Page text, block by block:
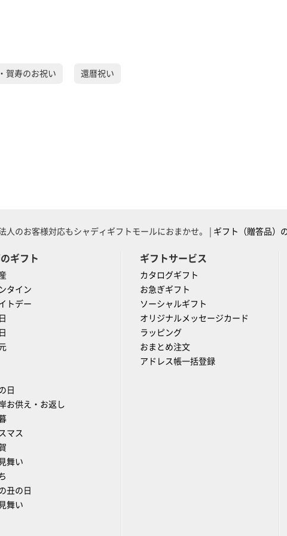
賀寿のお祝い 還暦祝い
のお客様対応もシャディギフトモールにおまかせ。 | ギフト（贈答品）
ギフト
タイン
トデー
日
お供え・お返し
マス
舞い
丑の日
舞い
ギフトサービス
カタログギフト
お急ぎギフト
ソーシャルギフト
オリジナルメッセージカード
ラッピング
おまとめ注文
アドレス帳一括登録